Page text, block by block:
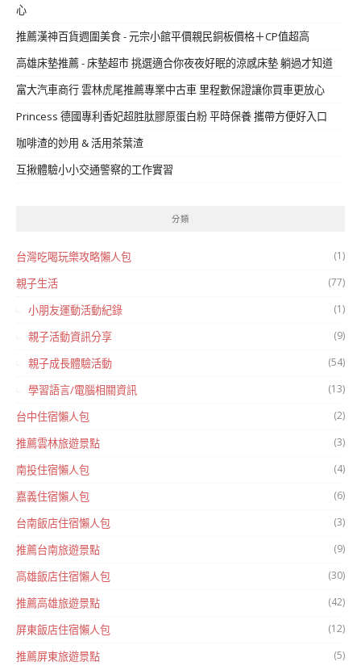
心
推薦漢神百貨週圍美食 - 元宗小館平價親民銅板價格＋CP值超高
高雄床墊推薦 - 床墊超市 挑選適合你夜夜好眠的涼感床墊 躺過才知道
富大汽車商行 雲林虎尾推薦專業中古車 里程數保證讓你買車更放心
Princess 德國專利香妃超胜肽膠原蛋白粉 平時保養 攜帶方便好入口
咖啡渣的妙用 & 活用茶葉渣
互揪體驗小小交通警察的工作實習
分類
台灣吃喝玩樂攻略懶人包 (1)
親子生活 (77)
小朋友運動活動紀錄 (1)
親子活動資訊分享 (9)
親子成長體驗活動 (54)
學習語言/電腦相關資訊 (13)
台中住宿懶人包 (2)
推薦雲林旅遊景點 (3)
南投住宿懶人包 (4)
嘉義住宿懶人包 (6)
台南飯店住宿懶人包 (3)
推薦台南旅遊景點 (9)
高雄飯店住宿懶人包 (30)
推薦高雄旅遊景點 (42)
屏東飯店住宿懶人包 (12)
推薦屏東旅遊景點 (5)